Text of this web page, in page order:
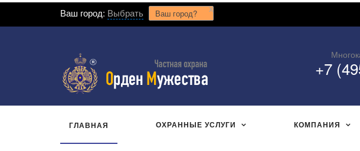
Ваш город: Выбрать Ваш город? x
+7
ГЛАВНАЯ ОХРАННЫЕ УСЛУГИ КОМПАНИЯ